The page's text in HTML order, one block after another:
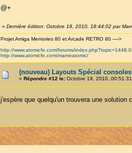
@+
« Dernière édition: Octobre 18, 2010, 18:44:02 par
Projet Amiga Memories 80 et Arcade RETRO 80 ---->
http://www.atomicfe.com/forums/index.php?topic=1448.0
http://www.atomicfe.com/mameatomic/
(nouveau) Layouts Spécial
« Répondre #12 le:Octobre 19, 2010,
j'espère que quelqu'un trouvera une